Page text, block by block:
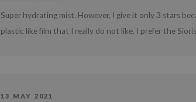
Super hydrating mist. However, I give it only 3 stars
plastic like film that I really do not like. I prefer the
13 MAY 2021